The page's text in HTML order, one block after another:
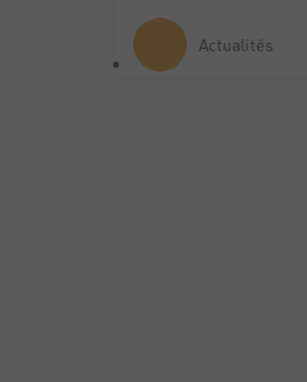
Actualités